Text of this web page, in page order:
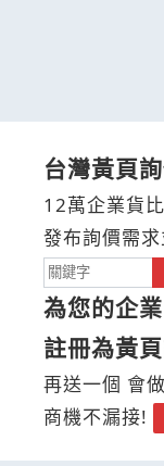
台灣黃頁
12萬企業貨
發布詢價需
為您的企業
註冊為黃
再送一個 會
商機不漏接!